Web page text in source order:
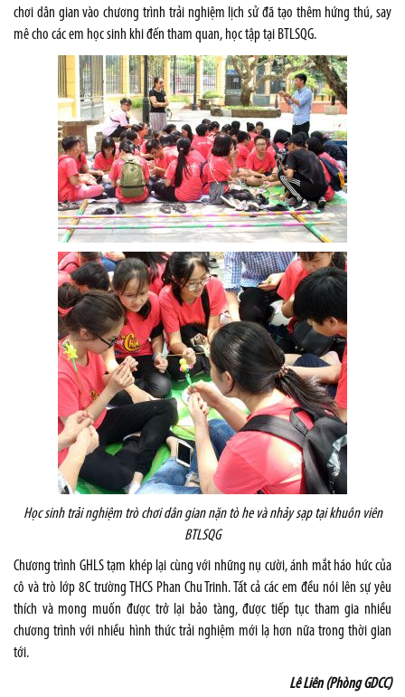
chơi dân gian vào chương trình trải nghiệm lịch sử đã tạo thêm hứng thú, say
mê cho các em học sinh khi đến tham quan, học tập tại BTLSQG.
Học sinh trải nghiệm trò chơi dân gian nặn tò he và nhảy sạp tại khuôn viên
BTLSQG
Chương trình GHLS tạm khép lại cùng với những nụ cười, ánh mắt háo hức của
cô và trò lớp 8C trường THCS Phan Chu Trinh. Tất cả các em đều nói lên sự yêu
thích và mong muốn được trở lại bảo tàng, được tiếp tục tham gia nhiều
chương trình với nhiều hình thức trải nghiệm mới lạ hơn nữa trong thời gian
tới.
Lê Liên (Phòng GDCC)